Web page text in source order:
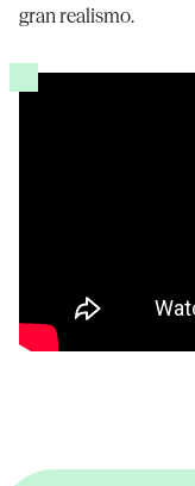
gran realismo.